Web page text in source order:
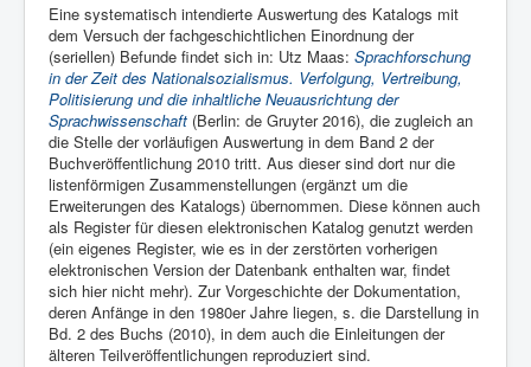
Eine systematisch intendierte Auswertung des Katalogs mit
dem Versuch der fachgeschichtlichen Einordnung der
(seriellen) Befunde findet sich in: Utz Maas: Sprachforschung
in der Zeit des Nationalsozialismus. Verfolgung, Vertreibung,
Politisierung und die inhaltliche Neuausrichtung der
Sprachwissenschaft (Berlin: de Gruyter 2016), die zugleich an
die Stelle der vorläufigen Auswertung in dem Band 2 der
Buchveröffentlichung 2010 tritt. Aus dieser sind dort nur die
listenförmigen Zusammenstellungen (ergänzt um die
Erweiterungen des Katalogs) übernommen. Diese können auch
als Register für diesen elektronischen Katalog genutzt werden
(ein eigenes Register, wie es in der zerstörten vorherigen
elektronischen Version der Datenbank enthalten war, findet
sich hier nicht mehr). Zur Vorgeschichte der Dokumentation,
deren Anfänge in den 1980er Jahre liegen, s. die Darstellung in
Bd. 2 des Buchs (2010), in dem auch die Einleitungen der
älteren Teilveröffentlichungen reproduziert sind.